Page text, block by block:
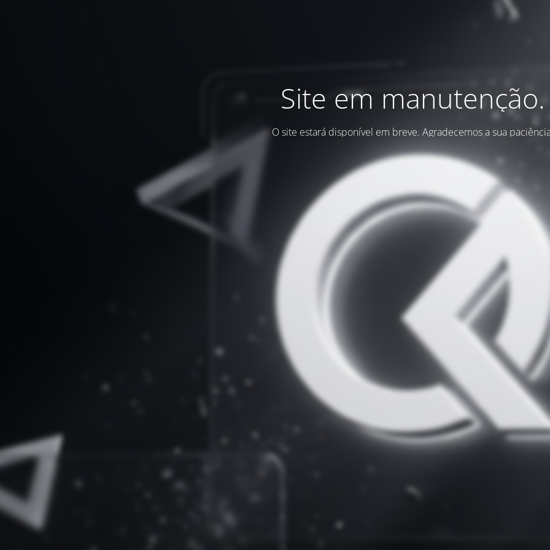
Site em manutenção.
O site estará disponível em breve. Agradecemos a sua